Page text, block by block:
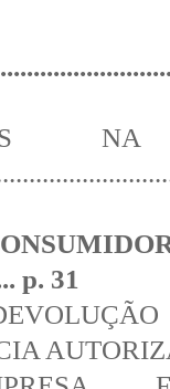
NA
p. 31